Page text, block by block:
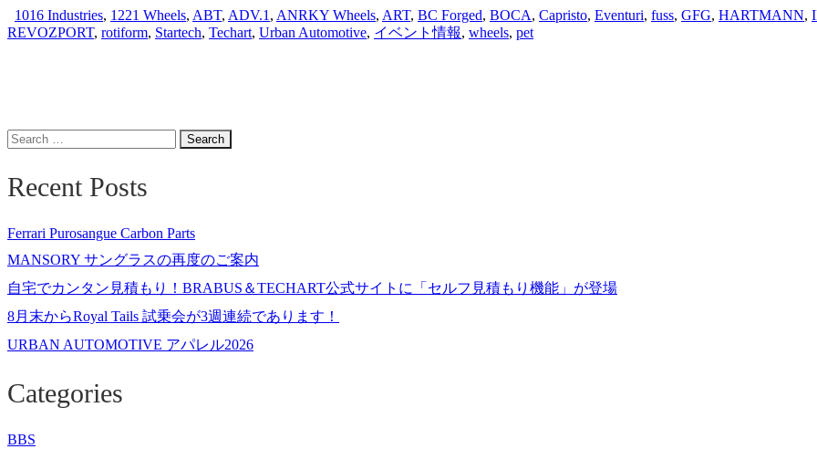
1016 Industries, 1221 Wheels, ABT, ADV.1 , ANRKY Wheels, ART, BC Forged, BOCA, Capristo, Eventuri, fuss, GFG, HARTMANN,
REVOZPORT, rotiform, Startech, Techart, Urban Automotive, イベント情報, wheels, pet
Search
for:
Recent Posts
Ferrari Purosangue Carbon Parts
MANSORY サングラスの再度のご案内
自宅でカンタン見積もり！BRABUS＆TECHART公式サイトに「セルフ見積もり機能」が登場
8月末からRoyal Tails 試乗会が3週連続であります！
URBAN AUTOMOTIVE アパレル2026
Categories
BBS